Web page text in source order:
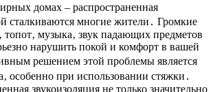
домах – распространенная
сталкиваются многие жители․ Громкие
топот‚ музыка‚ звук падающих предметов
нарушить покой и комфорт в вашей
решением этой проблемы является
особенно при использовании стяжки․
звукоизоляция не только значительно